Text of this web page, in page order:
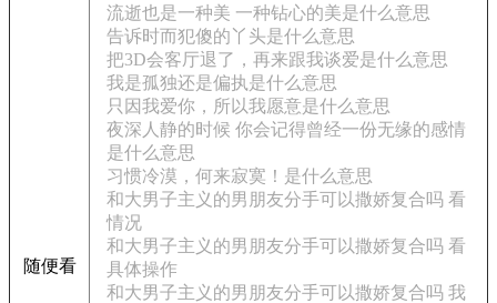
随便看
流逝也是一种美 一种钻心的美是什么意思
告诉时而犯傻的丫头是什么意思
把3D会客厅退了，再来跟我谈爱是什么意思
我是孤独还是偏执是什么意思
只因我爱你，所以我愿意是什么意思
夜深人静的时候 你会记得曾经一份无缘的感情
是什么意思
习惯冷漠，何来寂寞！是什么意思
和大男子主义的男朋友分手可以撒娇复合吗 看
情况
和大男子主义的男朋友分手可以撒娇复合吗 看
具体操作
和大男子主义的男朋友分手可以撒娇复合吗 我